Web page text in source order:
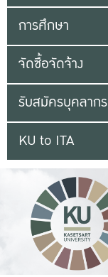
การศึกษา
จัดซื้อจัดจ้าง
รับสมัครบุคลากร
KU to ITA